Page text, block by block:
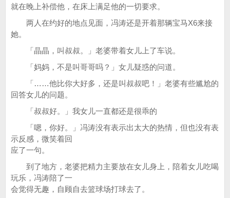
就在晚上补偿他，在床上满足他的一切要求。
两人在约好的地点见面，冯涛还是开着那辆宝马X6来接
她。
「晶晶，叫叔叔。」老婆带着女儿上了车说。
「妈妈，不是叫哥哥吗？」女儿疑惑的问道。
「……他比你大好多，还是叫叔叔吧！」老婆有些尴尬的
回答女儿的问题。
「叔叔好。」我女儿一直都还是很乖的
「嗯，你好。」冯涛没有表示出太大的热情，但也没有表
示反感，微笑着回
应了一句。
到了地方，老婆把精力主要放在女儿身上，陪着女儿吃喝
玩乐，冯涛陪了一
会觉得无趣，自顾自去篮球场打球去了。